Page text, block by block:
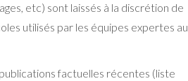
etc) sont laissés à la discrétion de
utilisés par les équipes expertes au
factuelles récentes (liste